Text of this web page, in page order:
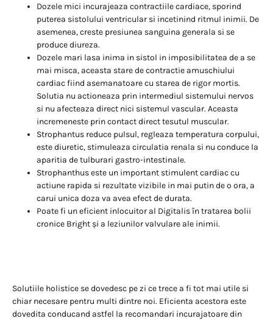
Dozele mici incurajeaza contractiile cardiace, sporind
puterea sistolului ventricular si incetinind ritmul inimii. De
asemenea, creste presiunea sanguina generala si se
produce diureza.
Dozele mari lasa inima in sistol in imposibilitatea de a se
mai misca, aceasta stare de contractie amuschiului
cardiac fiind asemanatoare cu starea de rigor mortis.
Solutia nu actioneaza prin intermediul sistemului nervos
si nu afecteaza direct nici sistemul vascular. Aceasta
incremeneste prin contact direct tesutul muscular.
Strophantus reduce pulsul, regleaza temperatura corpului,
este diuretic, stimuleaza circulatia renala si nu conduce la
aparitia de tulburari gastro-intestinale.
Strophanthus este un important stimulent cardiac cu
actiune rapida si rezultate vizibile in mai putin de o ora, a
carui unica doza va avea efect de durata.
Poate fi un eficient inlocuitor al Digitalis în tratarea bolii
cronice Bright și a leziunilor valvulare ale inimii.
Solutiile holistice se dovedesc pe zi ce trece a fi tot mai utile si
chiar necesare pentru multi dintre noi. Eficienta acestora este
dovedita conducand astfel la recomandari incurajatoare din